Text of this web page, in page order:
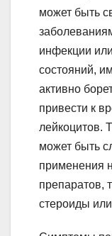
может быть
инфекции
состояний,
активно
привести к
лейкоцитов.
может быть
применения
препаратов,
стероиды